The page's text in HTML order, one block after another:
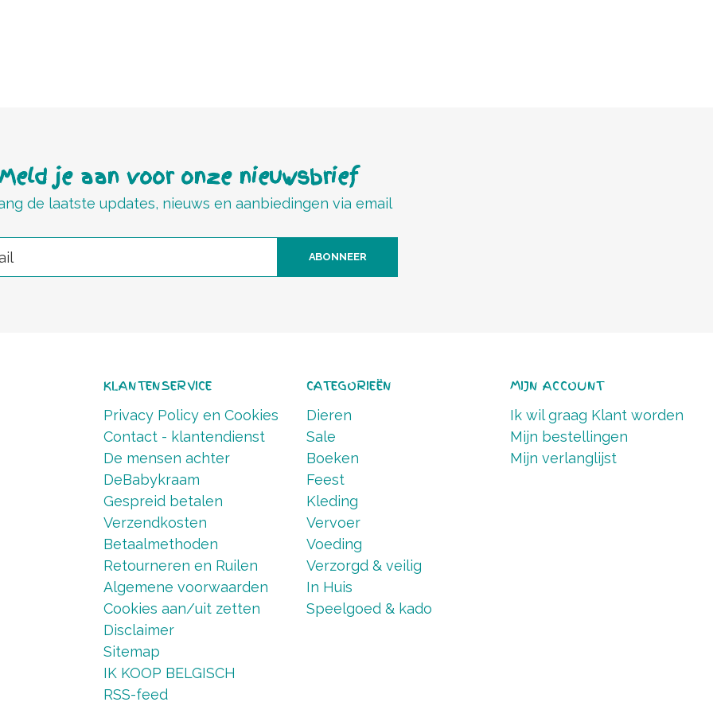
je aan voor onze nieuwsbrief
de laatste updates, nieuws en aanbiedingen via email
ABONNEER
KLANTENSERVICE
Privacy Policy en Cookies
Contact - klantendienst
De mensen achter
DeBabykraam
Gespreid betalen
Verzendkosten
Betaalmethoden
Retourneren en Ruilen
Algemene voorwaarden
Cookies aan/uit zetten
Disclaimer
Sitemap
IK KOOP BELGISCH
RSS-feed
CATEGORIEËN
Dieren
Sale
Boeken
Feest
Kleding
Vervoer
Voeding
Verzorgd & veilig
In Huis
Speelgoed & kado
MIJN ACCOUNT
Ik wil graag Klant worden
Mijn bestellingen
Mijn verlanglijst